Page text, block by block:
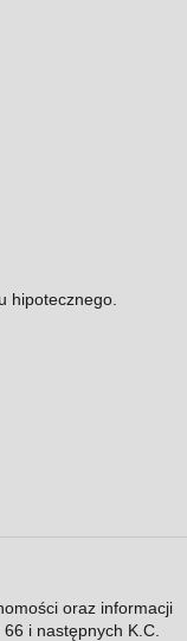
hipotecznego.
oraz informacji
i następnych K.C.